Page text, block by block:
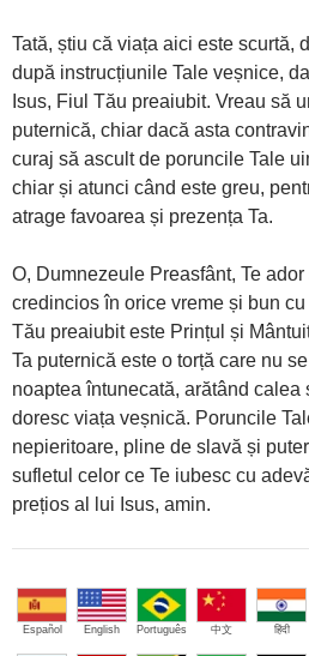
Tată, știu că viața aici este scurtă,
după instrucțiunile Tale veșnice,
Isus, Fiul Tău preaiubit. Vreau să
puternică, chiar dacă asta
curaj să ascult de poruncile Tale
chiar și atunci când este greu,
atrage favoarea și prezența Ta.
O, Dumnezeule Preasfânt, Te
credincios în orice vreme și bun cu
Tău preaiubit este Prințul și
Ta puternică este o torță care nu
noaptea întunecată, arătând calea
doresc viața veșnică. Poruncile
nepieritoare, pline de slavă și
sufletul celor ce Te iubesc cu
prețios al lui Isus, amin.
Español English Português 中文 हिंदी